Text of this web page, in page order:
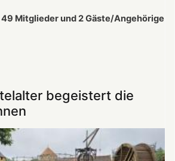
49 Mitglieder und 2 Gäste/Angehörige
begeistert die